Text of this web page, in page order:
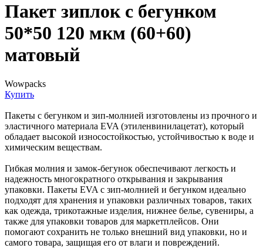
Пакет зиплок с бегунком
50*50 120 мкм (60+60)
матовый
Wowpacks
Купить
Пакеты с бегунком и зип-молнией изготовлены из прочного и
эластичного материала EVA (этиленвинилацетат), который
обладает высокой износостойкостью, устойчивостью к воде и
химическим веществам.
Гибкая молния и замок-бегунок обеспечивают легкость и
надежность многократного открывания и закрывания
упаковки. Пакеты EVA с зип-молнией и бегунком идеально
подходят для хранения и упаковки различных товаров, таких
как одежда, трикотажные изделия, нижнее белье, сувениры, а
также для упаковки товаров для маркетплейсов. Они
помогают сохранить не только внешний вид упаковки, но и
самого товара, защищая его от влаги и повреждений.